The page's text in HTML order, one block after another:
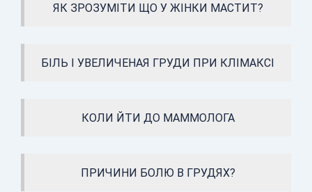
ЯК ЗРОЗУМІТИ ЩО У ЖІНКИ МАСТИТ?
БІЛЬ І УВЕЛИЧЕНАЯ ГРУДИ ПРИ КЛІМАКСІ
КОЛИ ЙТИ ДО МАММОЛОГА
ПРИЧИНИ БОЛЮ В ГРУДЯХ?